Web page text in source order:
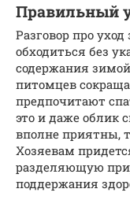
Правильный
Разговор про
обходиться без
содержания
питомцев
предпочитают
это и даже облик
вполне приятны,
Хозяевам
разделяющую
поддержания